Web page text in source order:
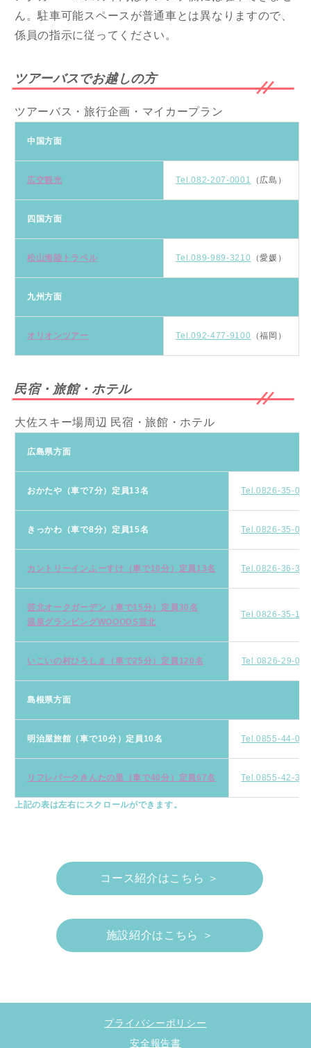
ん。駐車可能スペースが普通車とは異なりますので、
係員の指示に従ってください。
ツアーバスでお越しの方
ツアーバス・旅行企画・マイカープラン
中国方面
広交観光 Tel.082-207-0001 （広島）
四国方面
松山海陸トラベル Tel.089-989-3210 （愛媛）
九州方面
オリオンツアー Tel.092-477-9100 （福岡）
民宿・旅館・ホテル
大佐スキー場周辺 民宿・旅館・ホテル
広島県方面
おかたや（車で7分）定員13名 Tel.0826-35-
きっかわ（車で8分）定員15名 Tel.0826-35-
カントリーインふーすけ（車で10分）定員13名 Tel.0826-36-
芸北オークガーデン（車で15分）定員30名
温泉グランピングWOOODS芸北
Tel.0826-35-
いこいの村ひろしま（車で25分）定員120名 Tel.0826-29-
島根県方面
明治屋旅館（車で10分）定員10名 Tel.0855-44-
リフレパークきんたの里（車で40分）定員67名 Tel.0855-42-
上記の表は左右にスクロールができます。
コース紹介はこちら ＞
施設紹介はこちら ＞
プライバシーポリシー
安全報告書